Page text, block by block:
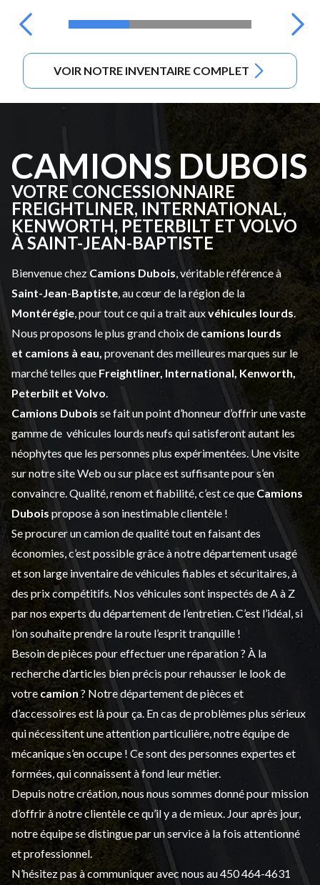
VOIR NOTRE INVENTAIRE COMPLET
CAMIONS DUBOIS
VOTRE CONCESSIONNAIRE
FREIGHTLINER, INTERNATIONAL,
KENWORTH, PETERBILT ET VOLVO
À SAINT-JEAN-BAPTISTE
Bienvenue chez Camions Dubois , véritable référence à
Saint-Jean-Baptiste , au cœur de la région de la
Montérégie , pour tout ce qui a trait auxvéhicules lourds
Nous proposons le plus grand choix de camions lourds
et camions à eau, provenant des meilleures marques sur le
marché telles que Freightliner, International, Kenworth,
Peterbilt et Volvo
Camions Dubois se fait un point d’honneur d’offrir une vaste
gamme de véhicules lourds neufs qui satisferont autant les
néophytes que les personnes plus expérimentées. Une visite
sur notre site Web ou sur place est suffisante pour s’en
convaincre. Qualité, renom et fiabilité, c’est ce que Camions
Dubois propose à son inestimable clientèle !
Se procurer un camion de qualité tout en faisant des
économies, c’est possible grâce à notredépartement usagé
et son large inventaire de véhicules fiables et sécuritaires, à
des prix compétitifs. Nos véhicules sont inspectés de A à Z
par nos experts du département de l’entretien . C’est l’idéal, si
l’on souhaite prendre la route l’esprit tranquille !
Besoin de pièces pour effectuer une réparation ? À la
recherche d’articles bien précis pour rehausser le look de
votre camion ? Notre département depièces et
d’accessoiresest là pour ça. En cas de problèmes plus sérieux
qui nécessitent une attention particulière, notre équipe de
mécanique s’en occupe ! Ce sont des personnes expertes et
formées, qui connaissent à fond leur métier.
Depuis notre création, nous nous sommes donné pour mission
d’offrir à notre clientèle ce qu’il y a de mieux. Jour après jour,
notre équipe se distingue par un service à la fois attentionné
et professionnel.
N’hésitez pas à communiquer avec nous au450 464-4631